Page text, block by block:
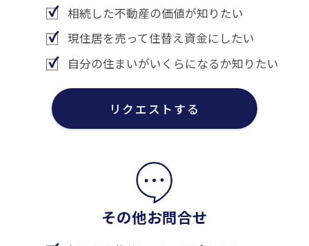
相続した不動産の価値が知りたい
現住居を売って住替え資金にしたい
自分の住まいがいくらになるか知りたい
リクエストする
その他お問合せ